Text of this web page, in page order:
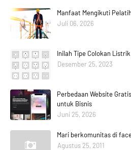
Manfaat Mengikuti
Juli 06, 2026
Inilah Tipe Colokan
Desember 25, 2023
Perbedaan Website
untuk Bisnis
Juni 25, 2026
Mari berkomunitas di
Agustus 25, 2011